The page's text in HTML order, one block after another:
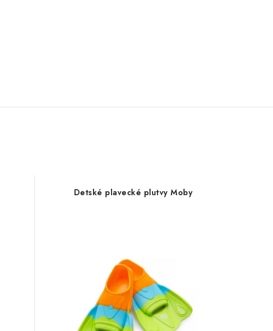
Detské plavecké plutvy Moby